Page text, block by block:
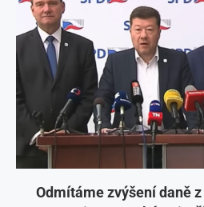
Odmítáme zvýšení daně